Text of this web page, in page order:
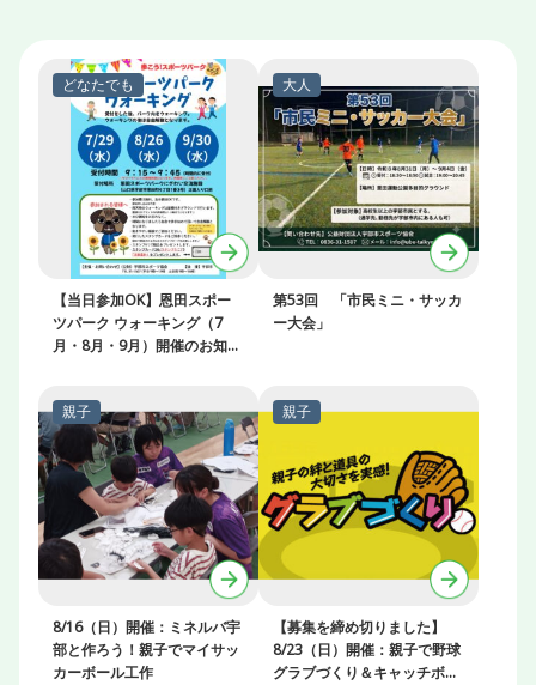
【当日参加OK】恩田スポー
ツパーク ウォーキング（7
月・8月・9月）開催のお知ら
第53回 「市民ミニ・サッカ
ー大会」
8/16（日）開催：ミネルバ宇
部と作ろう！親子でマイサッ
カーボール工作
【募集を締め切りました】
8/23（日）開催：親子で野球
グラブづくり＆キャッチボー